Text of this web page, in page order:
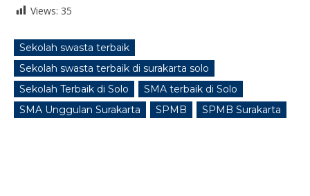
Views: 35
Sekolah swasta terbaik
Sekolah swasta terbaik di surakarta solo
Sekolah Terbaik di Solo
SMA terbaik di Solo
SMA Unggulan Surakarta
SPMB SPMB Surakarta